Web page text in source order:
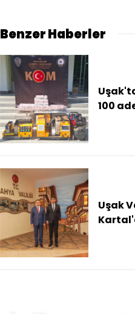
Benzer Haberler
100
Uşak